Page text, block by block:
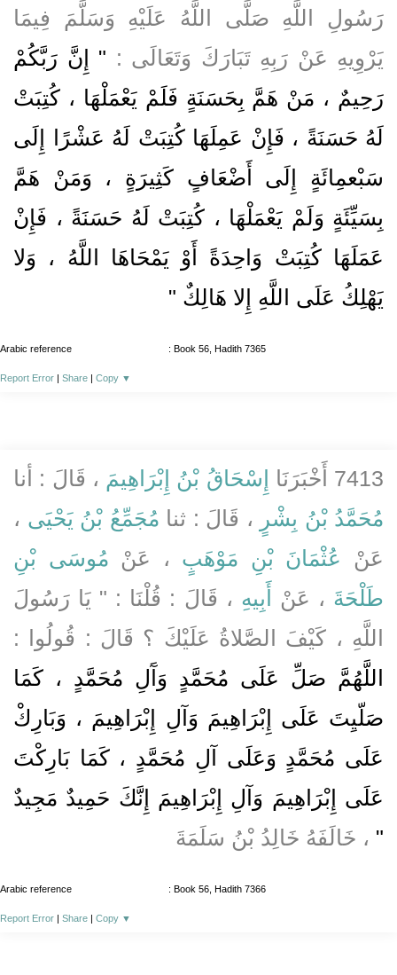
رَسُولِ اللَّهِ صَلَّى اللَّهُ عَلَيْهِ وَسَلَّمَ فِيمَا
يَرْوِيهِ عَنْ رَبِهِ تَبَارَكَ وَتَعَالَى : " إِنَّ رَبَّكُمْ
رَحِيمٌ ، مَنْ هَمَّ بِحَسَنَةٍ فَلَمْ يَعْمَلْهَا ، كُتِبَتْ
لَهُ حَسَنَةً ، فَإِنْ عَمِلَهَا كُتِبَتْ لَهُ عَشْرًا إِلَى
سَبْعمِائَةٍ إِلَى أَضْعَافٍ كَثِيرَةٍ ، وَمَنْ هَمَّ
بِسَيِّئَةٍ وَلَمْ يَعْمَلْهَا ، كُتِبَتْ لَهُ حَسَنَةً ، فَإِنْ
عَمَلَهَا كُتِبَتْ وَاحِدَةً أَوْ يَمْحَاهَا اللَّهُ ، وَلا
يَهْلِكُ عَلَى اللَّهِ إِلا هَالِكٌ "
Arabic reference : Book 56, Hadith 7365
Report Error | Share | Copy ▼
7413 أَخْبَرَنَا إِسْحَاقُ بْنُ إِبْرَاهِيمَ ، قَالَ : أنا
مُحَمَّدُ بْنُ بِشْرٍ
، قَالَ : ثنا مُجَمِّعُ بْنُ يَحْيَى ،
عَنْ عُثْمَانَ بْنِ مَوْهَبٍ ، عَنْ مُوسَى بْنِ
طَلْحَةَ ، عَنْ أَبِيهِ ، قَالَ : قُلْنَا : " يَا رَسُولَ
اللَّهِ ، كَيْفَ الصَّلاةُ عَلَيْكَ ؟ قَالَ : قُولُوا :
اللَّهُمَّ صَلِّ عَلَى مُحَمَّدٍ وَآَلِ مُحَمَّدٍ ، كَمَا
صَلّيِتَ عَلَى إِبْرَاهِيمَ وَآلِ إِبْرَاهِيمَ ، وَبَارِكْ
عَلَى مُحَمَّدٍ وَعَلَى آلِ مُحَمَّدٍ ، كَمَا بَارِكْتَ
عَلَى إِبْرَاهِيمَ وَآلِ إِبْرَاهِيمَ إِنَّكَ حَمِيدٌ مَجِيدٌ
" ، خَالَفَهُ خَالِدُ بْنُ سَلَمَةَ
Arabic reference : Book 56, Hadith 7366
Report Error | Share | Copy ▼